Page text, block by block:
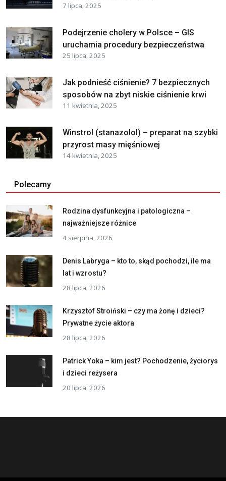
7 lipca, 2025
Podejrzenie cholery w Polsce – GIS
uruchamia procedury bezpieczeństwa
25 lipca, 2025
Jak podnieść ciśnienie? 7 bezpiecznych
sposobów na zbyt niskie ciśnienie krwi
11 kwietnia, 2025
Winstrol (stanazolol) – preparat na szybki
przyrost masy mięśniowej
14 kwietnia, 2025
Polecamy
Rodzina dysfunkcyjna i patologiczna –
najważniejsze różnice
4 sierpnia, 2026
Denis Labryga – kto to, skąd pochodzi, ile ma
lat i wzrostu?
28 lipca, 2026
Krzysztof Stroiński – czy ma żonę i dzieci?
Prywatne życie aktora
28 lipca, 2026
Patrick Yoka – kim jest? Pochodzenie, życiorys
i dzieci reżysera
20 lipca, 2026